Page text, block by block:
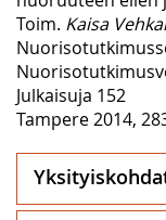
Toim. Kaisa
Julkaisuja 152
Tampere 2014,